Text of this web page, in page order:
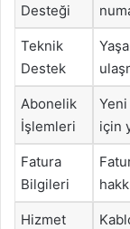
Desteği
Teknik
Destek
Abonelik
İşlemleri
için
Fatura
Bilgileri
Hizmet